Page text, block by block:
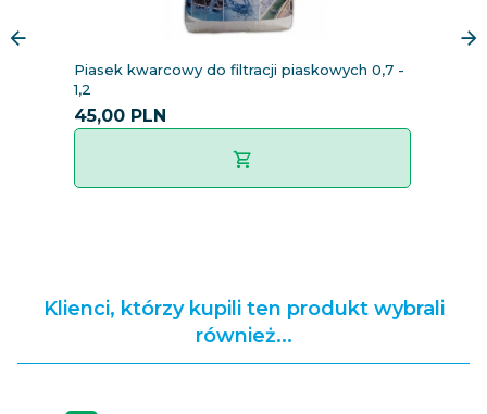
Piasek kwarcowy do filtracji piaskowych 0,7 -
1,2
45,00 PLN
Klienci, którzy kupili ten produkt wybrali
również...